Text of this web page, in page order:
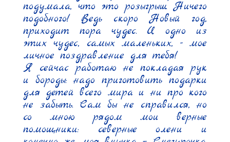
подумала, что это розыгрыш. Ничего
подобного! Ведь скоро Новый год,
приходит пора чудес. И одно из
этих чудес, самых маленьких, - мое
личное поздравление для тебя!
Я сейчас работаю не покладая рук
и бороды: надо приготовить подарки
для детей всего мира и ни про кого
не забыть. Сам бы не справился, но
со мною рядом мои верные
помощники: северные олени и